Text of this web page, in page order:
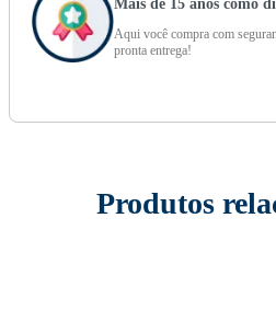
Mais de 15 anos como
Aqui você compra com
pronta entrega!
Produtos